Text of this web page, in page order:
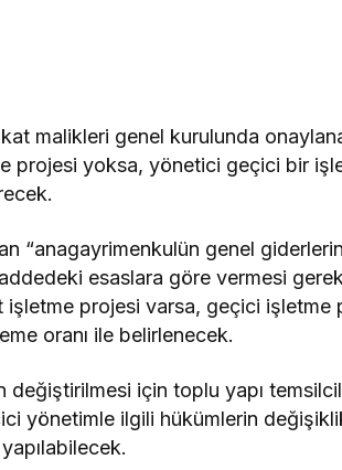
malikleri genel kurulunda
projesi yoksa, yönetici geçici bir
“anagayrimenkulün genel
esaslara göre vermesi
işletme projesi varsa, geçici
oranı ile belirlenecek.
değiştirilmesi için toplu yapı
yönetimle ilgili hükümlerin